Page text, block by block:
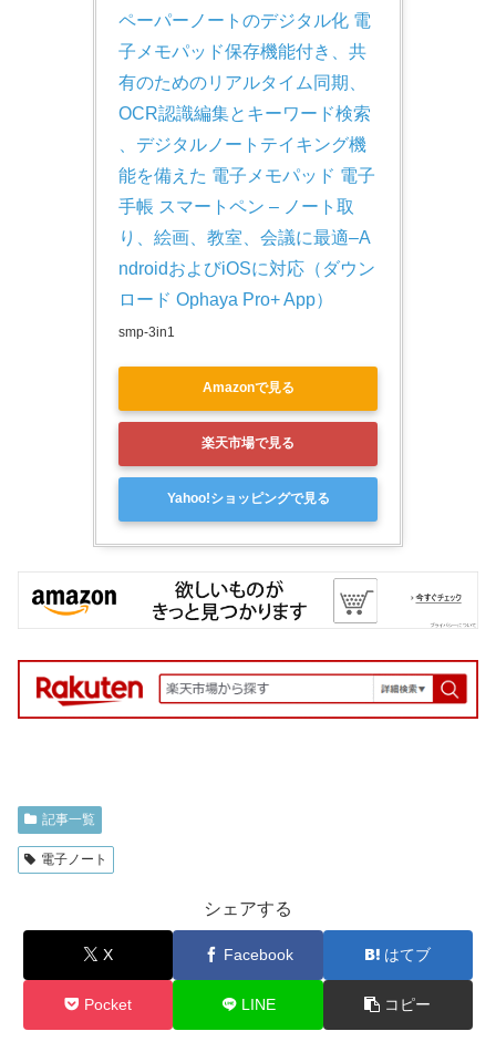
ペーパーノートのデジタル化 電
子メモパッド保存機能付き、共
有のためのリアルタイム同期、
OCR認識編集とキーワード検索
、デジタルノートテイキング機
能を備えた 電子メモパッド 電子
手帳 スマートペン – ノート取
り、絵画、教室、会議に最適–A
ndroidおよびiOSに対応（ダウン
ロード Ophaya Pro+ App）
smp-3in1
Amazonで見る
楽天市場で見る
Yahoo!ショッピングで見る
記事一覧
電子ノート
シェアする
X Facebook はてブ
Pocket LINE コピー